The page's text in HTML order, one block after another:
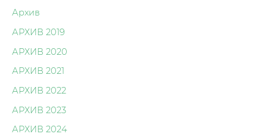
Архив
АРХИВ 2019
АРХИВ 2020
АРХИВ 2021
АРХИВ 2022
АРХИВ 2023
АРХИВ 2024